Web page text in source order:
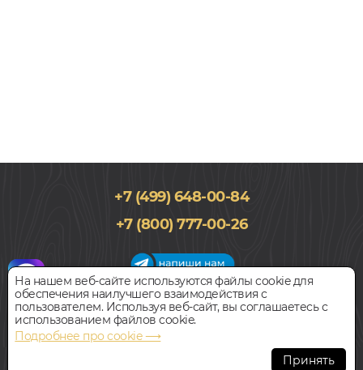
183x1200, 5мм
Дуб, Однополосный, Водостойкий
Цена за 1 м² 2 690руб.
БЫСТРЫЙ ЗАКАЗ КУПИТЬ
ALIXFLOOR ДУБ КРЕМОВЫЙ РУСТИКАЛЬНЫЙ ALX1036-19А
+7 (499) 648-00-84
+7 (800) 777-00-26
График работы салона
Пн-Вс с 09:00 до 21:00
Наш адрес:127018, г. Москва,
ул.Складочная, д.1, строение 9
На нашем веб-сайте используются файлы cookie для
обеспечения наилучшего взаимодействия с
пользователем. Используя веб-сайт, вы соглашаетесь с
использованием файлов cookie.
Подробнее про cookie ⟶
Принять